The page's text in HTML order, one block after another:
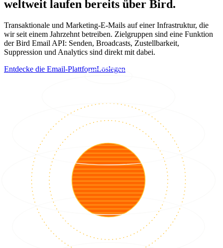
weltweit laufen bereits über Bird.
Transaktionale und Marketing-E-Mails auf einer Infrastruktur, die
wir seit einem Jahrzehnt betreiben. Zielgruppen sind eine Funktion
der Bird Email API: Senden, Broadcasts, Zustellbarkeit,
Suppression und Analytics sind direkt mit dabei.
Entdecke die Email-PlattformLoslegen